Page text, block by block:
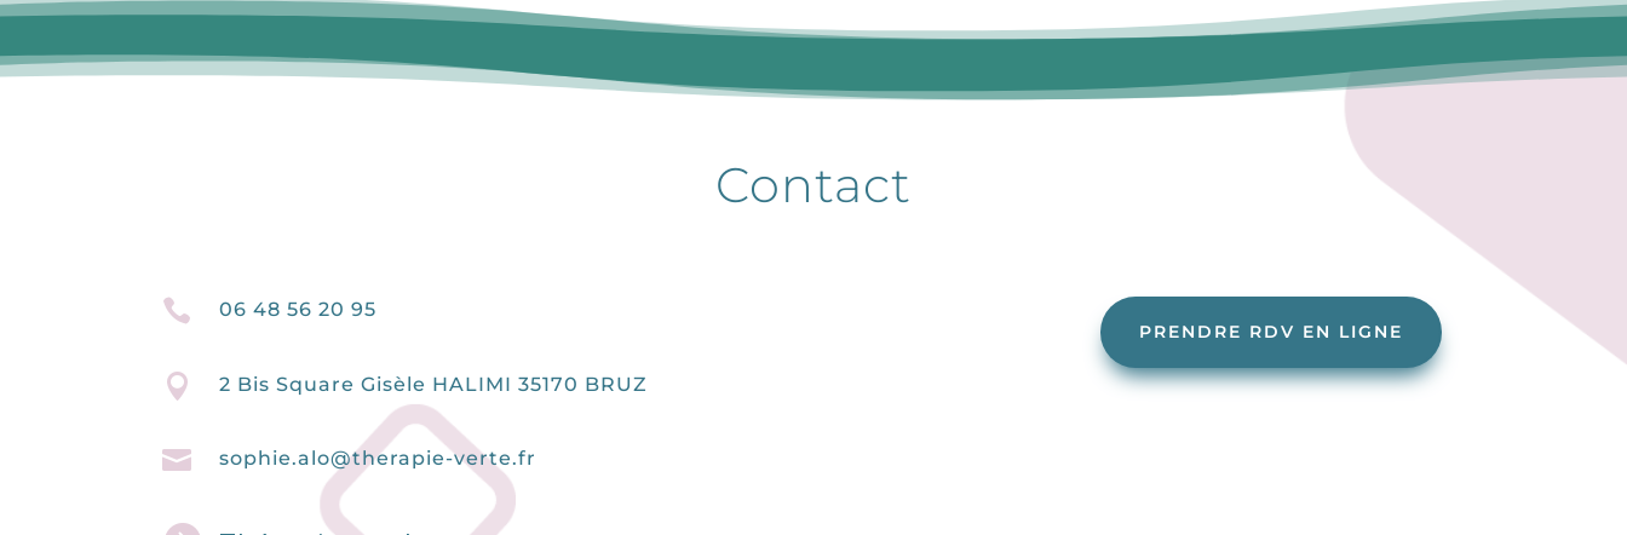
Contact
 06 48 56 20 95
 2 Bis Square Gisèle HALIMI 35170 BRUZ
 sophie.alo@therapie-verte.fr
PRENDRE RDV EN LIGNE